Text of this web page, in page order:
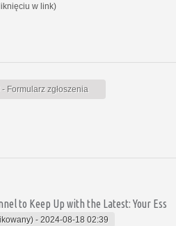
w link)
- Formularz zgłoszenia
to Keep Up with the Latest: Your Ess
- 2024-08-18 02:39